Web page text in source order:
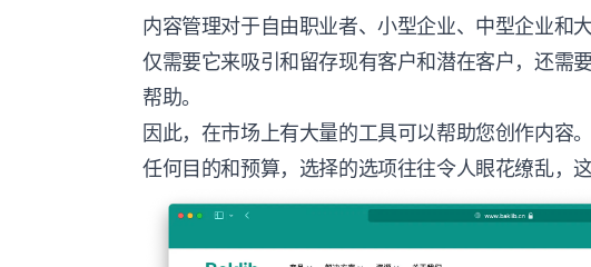
内容管理对于自由职业者、小型企业、中型企业和
仅需要它来吸引和留存现有客户和潜在客户，还需
帮助。
因此，在市场上有大量的工具可以帮助您创作内容
任何目的和预算，选择的选项往往令人眼花缭乱，